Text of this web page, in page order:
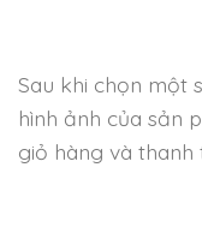
Sau khi chọn một
hình ảnh của sản
giỏ hàng và thanh